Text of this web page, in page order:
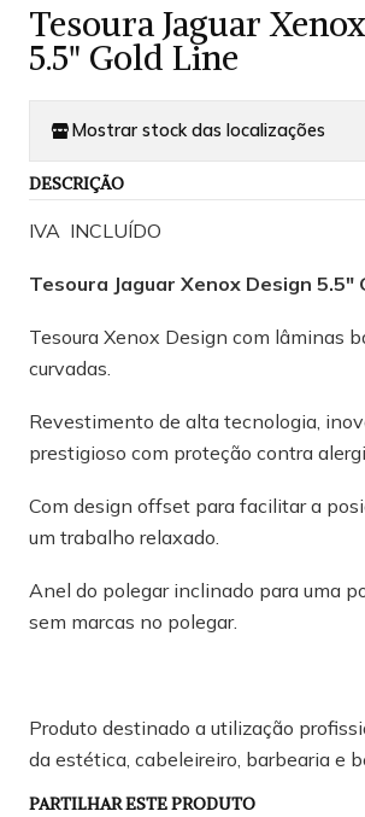
Tesoura Jaguar
5.5" Gold Line
Mostrar stock das localizações
DESCRIÇÃO
IVA INCLUÍDO
Tesoura Jaguar Xenox Design 5.5"
Tesoura Xenox Design com lâminas
curvadas.
Revestimento de alta tecnologia,
prestigioso com proteção contra
Com design offset para facilitar a
um trabalho relaxado.
Anel do polegar inclinado para uma
sem marcas no polegar.
Produto destinado a utilização
da estética, cabeleireiro, barbearia e
PARTILHAR ESTE PRODUTO